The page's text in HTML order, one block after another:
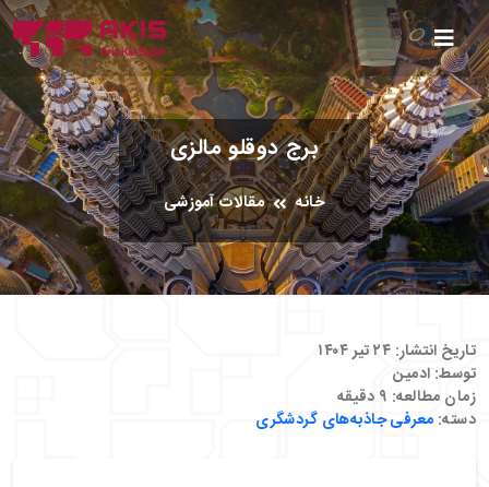
برج دوقلو مالزی
خانه مقالات آموزشی
تاریخ انتشار: ۲۴ تیر ۱۴۰۴
توسط: ادمین
زمان مطالعه: ۹ دقیقه
دسته: معرفی جاذبه‌های گردشگری